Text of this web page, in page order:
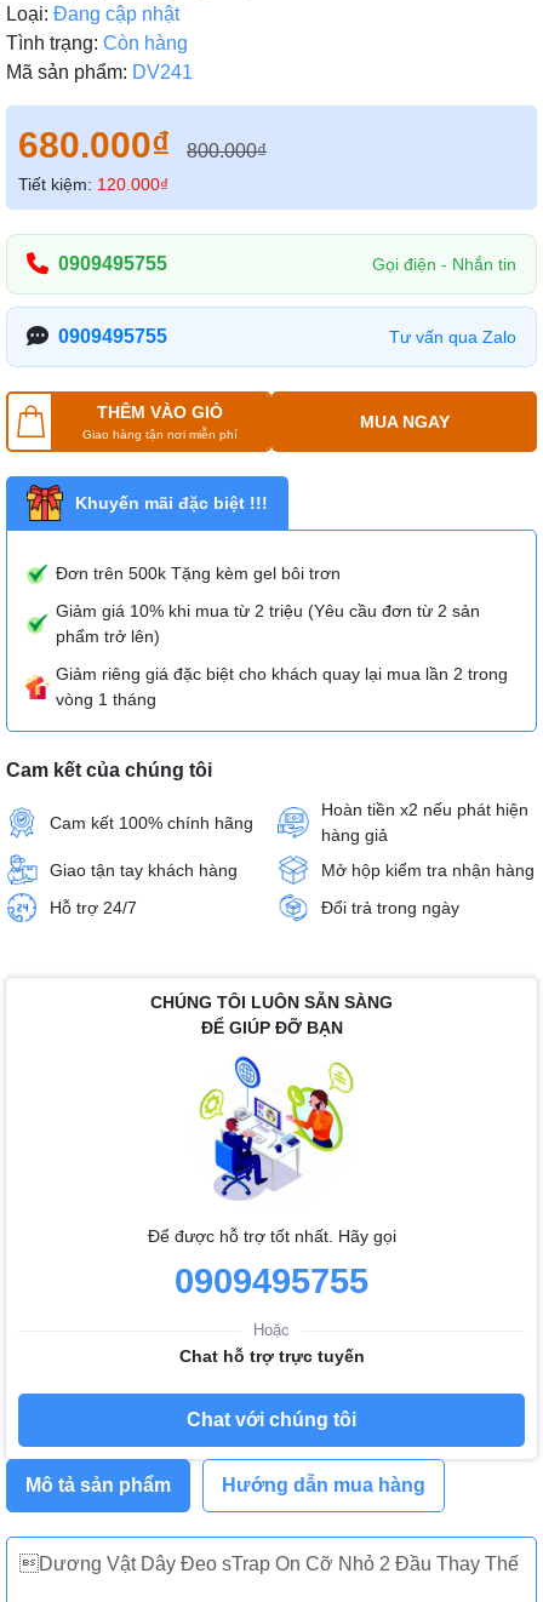
Loại: Đang cập nhật
Tình trạng: Còn hàng
Mã sản phẩm: DV241
680.000₫ 800.000₫
Tiết kiệm: 120.000₫
0909495755 Gọi điện - Nhắn tin
0909495755 Tư vấn qua Zalo
THÊM VÀO GIỎ
Giao hàng tận nơi miễn phí
MUA NGAY
Khuyến mãi đặc biệt !!!
Đơn trên 500k Tặng kèm gel bôi trơn
Giảm giá 10% khi mua từ 2 triệu (Yêu cầu đơn từ 2 sản
phẩm trở lên)
Giảm riêng giá đặc biệt cho khách quay lại mua lần 2 trong
vòng 1 tháng
Cam kết của chúng tôi
Cam kết 100% chính hãng
Hoàn tiền x2 nếu phát hiện
hàng giả
Giao tận tay khách hàng
Mở hộp kiểm tra nhận hàng
Hỗ trợ 24/7
Đổi trả trong ngày
CHÚNG TÔI LUÔN SẴN SÀNG
ĐỂ GIÚP ĐỠ BẠN
Để được hỗ trợ tốt nhất. Hãy gọi
0909495755
Hoặc
Chat hỗ trợ trực tuyến
Chat với chúng tôi
Mô tả sản phẩm Hướng dẫn mua hàng
Dương Vật Dây Đeo sTrap On Cỡ Nhỏ 2 Đầu Thay Thế